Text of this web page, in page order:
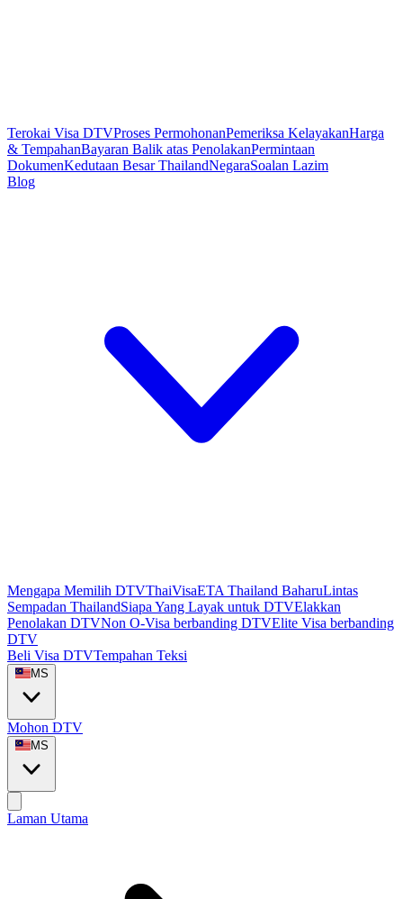
Terokai Visa DTVProses PermohonanPemeriksa KelayakanHarga
& TempahanBayaran Balik atas PenolakanPermintaan
DokumenKedutaan Besar ThailandNegaraSoalan Lazim
Blog
Mengapa Memilih DTVThaiVisaETA Thailand BaharuLintas
Sempadan ThailandSiapa Yang Layak untuk DTVElakkan
Penolakan DTVNon O-Visa berbanding DTVElite Visa berbanding
DTV
Beli Visa DTVTempahan Teksi
MS
Mohon DTV
MS
Laman Utama